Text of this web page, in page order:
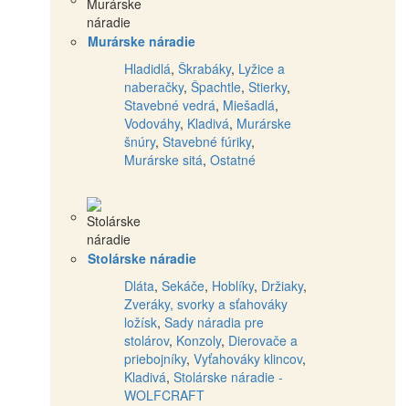
Murárske náradie
Hladidlá, Škrabáky, Lyžice a
naberačky, Špachtle, Stierky,
Stavebné vedrá, Miešadlá,
Vodováhy, Kladivá, Murárske
šnúry, Stavebné fúriky,
Murárske sitá, Ostatné
Stolárske náradie
Dláta, Sekáče, Hoblíky, Držiaky,
Zveráky, svorky a sťahováky
ložísk, Sady náradia pre
stolárov, Konzoly, Dierovače a
priebojníky, Vyťahováky klincov,
Kladivá, Stolárske náradie -
WOLFCRAFT